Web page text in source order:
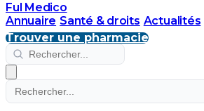
Ful Medico
Annuaire Santé & droits Actualités
Trouver une pharmacie